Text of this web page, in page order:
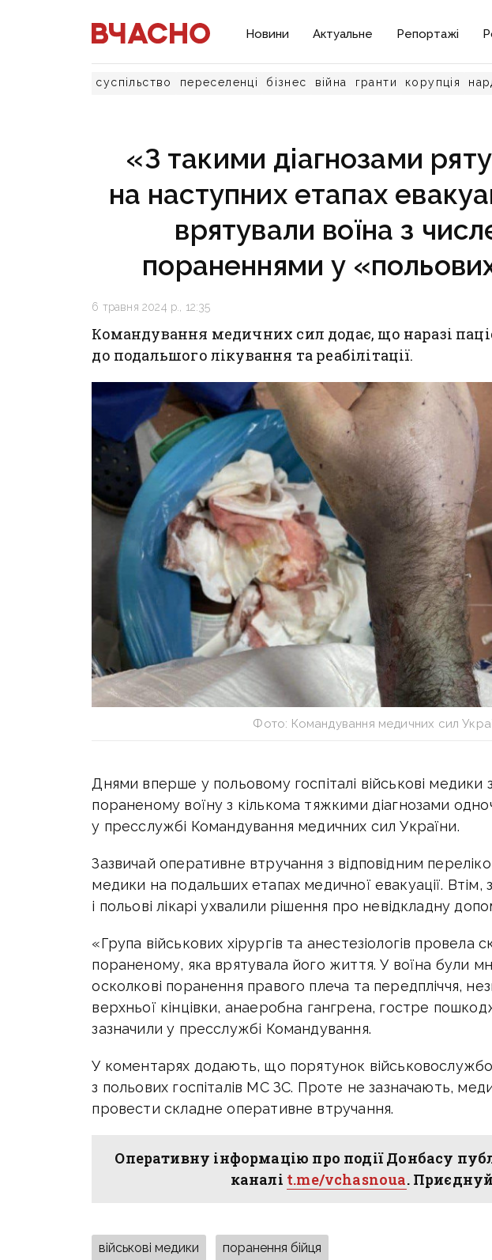
Новини Актуальне Репортажі
суспільство переселенці бізнес війна гранти корупція
«З такими діагнозами
на наступних етапах
врятували воїна з
пораненнями у
6 травня 2024 р., 12:35
Командування медичних сил додає, що наразі
до подальшого лікування та реабілітації.
Фото: Командування медичних сил
Днями вперше у польовому госпіталі військові
пораненому воїну з кількома тяжкими діагнозами
у пресслужбі Командування медичних сил України.
Зазвичай оперативне втручання з відповідним
медики на подальших етапах медичної евакуації. Втім,
і польові лікарі ухвалили рішення про невідкладну
«Група військових хірургів та анестезіологів провела
пораненому, яка врятувала його життя. У воїна були
осколкові поранення правого плеча та передпліччя,
верхньої кінцівки, анаеробна гангрена, гостре
зазначили у пресслужбі Командування.
У коментарях додають, що порятунок
з польових госпіталів МС ЗС. Проте не зазначають,
провести складне оперативне втручання.
Оперативну інформацію про події Донбасу
каналі t.me/vchasnoua.
військові медики поранення бійця